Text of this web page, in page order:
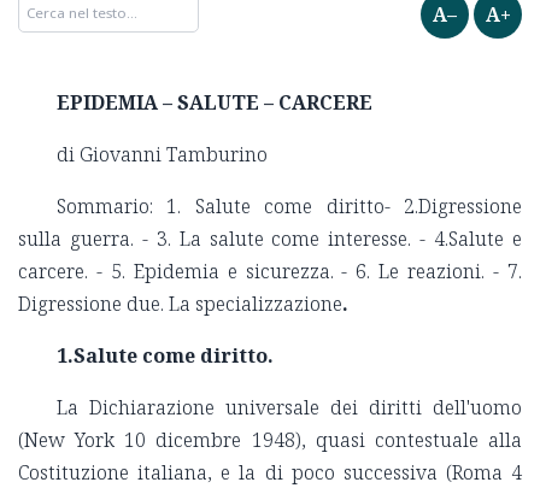
A– A+
EPIDEMIA – SALUTE – CARCERE
di Giovanni Tamburino
Sommario: 1. Salute come diritto- 2.Digressione
sulla guerra. - 3. La salute come interesse. - 4.Salute e
carcere. - 5. Epidemia e sicurezza. - 6. Le reazioni. - 7.
Digressione due. La specializzazione.
1.Salute come diritto.
La Dichiarazione universale dei diritti dell'uomo
(New York 10 dicembre 1948), quasi contestuale alla
Costituzione italiana, e la di poco successiva (Roma 4